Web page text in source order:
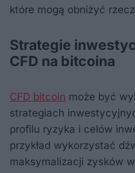
które mogą obniżyć
Strategie
CFD na bitcoina
CFD bitcoin może być
strategiach
profilu ryzyka i celów
przykład wykorzystać
maksymalizacji zysków